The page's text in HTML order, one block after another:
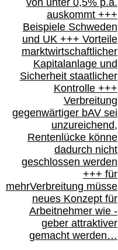
auskommt +++
Beispiele Schweden
und UK +++ Vorteile
marktwirtschaftlicher
Kapitalanlage und
Sicherheit staatlicher
Kontrolle +++
Verbreitung
gegenwärtiger bAVsei
unzureichend,
Rentenlücke könne
dadurch nicht
geschlossen werden
+++ für
mehrVerbreitung müsse
neues Konzept für
Arbeitnehmer wie-
geber attraktiver
gemacht werden…